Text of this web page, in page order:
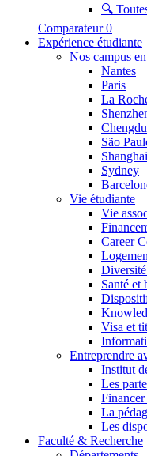
🔍
Comparateur 0
Expérience étudiante
Nos campus
Nantes
Paris
La
Chengdu
São
Shanghai
Sydney
Vie étudiante
Vie
Career
Santé et
Visa et
Entreprendre
Institut
Les
Financer
La
Les
Faculté & Recherche